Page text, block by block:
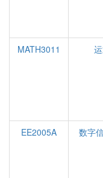
MATH3011
EE2005A
数字